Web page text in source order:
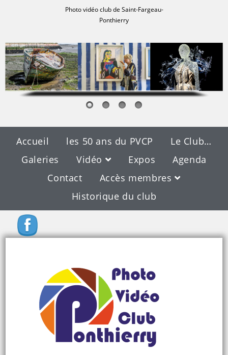
Photo vidéo club de Saint-Fargeau-
Ponthierry
Accueil les 50 ans du PVCP
Le Club…
Galeries
Vidéo Expos
Agenda
Contact
Accès membres
Historique du club